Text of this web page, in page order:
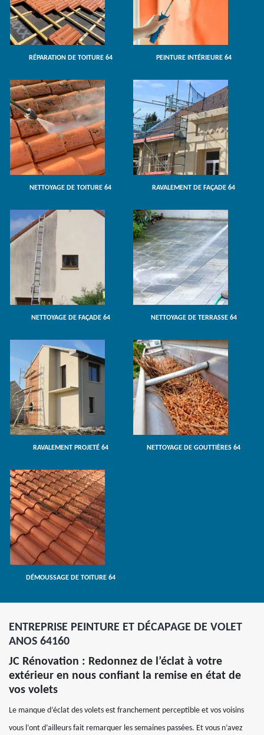
RÉPARATION DE TOITURE 64 PEINTURE INTÉRIEURE 64
NETTOYAGE DE TOITURE 64 RAVALEMENT DE FAÇADE 64
NETTOYAGE DE FAÇADE 64 NETTOYAGE DE TERRASSE 64
RAVALEMENT PROJETÉ 64 NETTOYAGE DE GOUTTIÈRES 64
DÉMOUSSAGE DE TOITURE 64
ENTREPRISE PEINTURE ET DÉCAPAGE DE VOLET
ANOS 64160
JC Rénovation : Redonnez de l’éclat à votre
extérieur en nous confiant la remise en état de
vos volets
Le manque d’éclat des volets est franchement perceptible et vos voisins
vous l’ont d’ailleurs fait remarquer les semaines passées. Et vous n’avez